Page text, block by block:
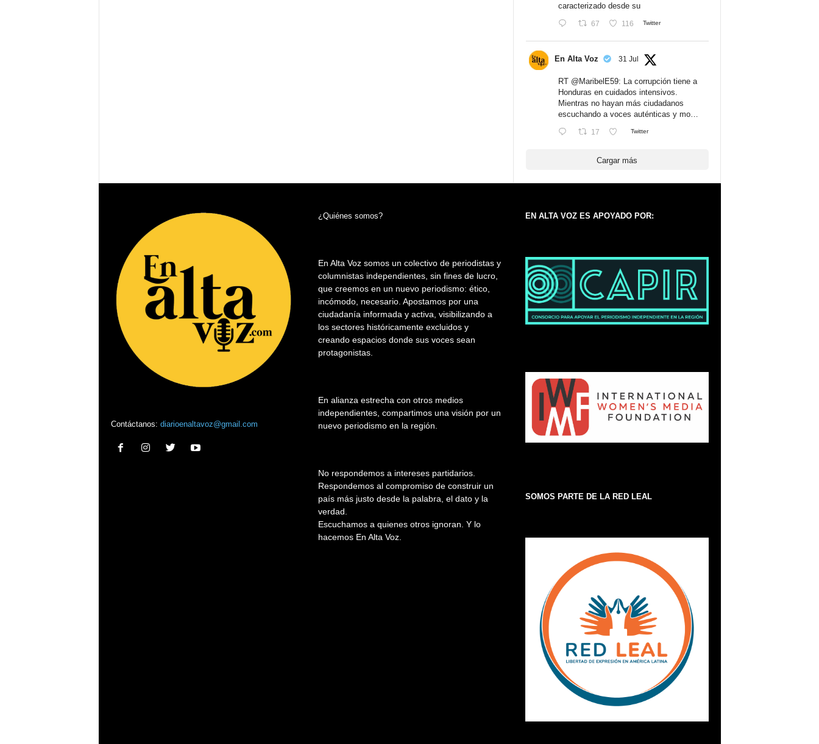
caracterizado desde su
67 116 Twitter
En Alta Voz 31 Jul
RT @MaribelE59: La corrupción tiene a
Honduras en cuidados intensivos.
Mientras no hayan más ciudadanos
escuchando a voces auténticas y mo…
17 Twitter
Cargar más
Contáctanos: diarioenaltavoz@gmail.com
¿Quiénes somos?
En Alta Voz somos un colectivo de periodistas y
columnistas independientes, sin fines de lucro,
que creemos en un nuevo periodismo: ético,
incómodo, necesario. Apostamos por una
ciudadanía informada y activa, visibilizando a
los sectores históricamente excluidos y
creando espacios donde sus voces sean
protagonistas.
En alianza estrecha con otros medios
independientes, compartimos una visión por un
nuevo periodismo en la región.
No respondemos a intereses partidarios.
Respondemos al compromiso de construir un
país más justo desde la palabra, el dato y la
verdad.
Escuchamos a quienes otros ignoran. Y lo
hacemos En Alta Voz.
EN ALTA VOZ ES APOYADO POR:
SOMOS PARTE DE LA RED LEAL